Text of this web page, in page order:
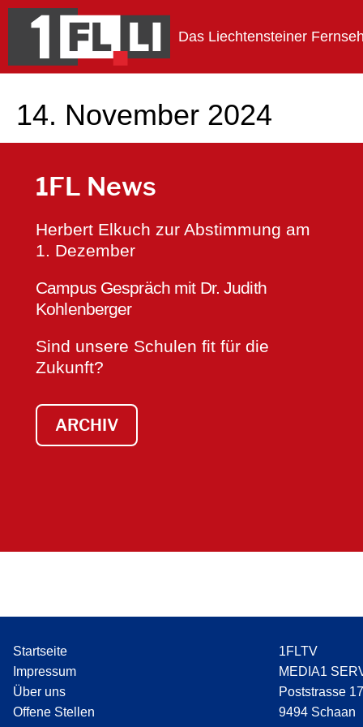
1FLTV
Das Liechtensteiner
14. November 2024
1FL News
Herbert Elkuch zur Abstimmung am
1. Dezember
Campus Gespräch mit Dr. Judith
Kohlenberger
Sind unsere Schulen fit für die
Zukunft?
ARCHIV
Startseite
Impressum
Über uns
Offene Stellen
1FLTV
MEDIA1
Poststrasse 17
9494 Schaan